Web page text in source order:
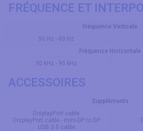
FRÉQUENCE ET
Fréquence Verticale
50 Hz - 60 Hz
Fréquence Horizontale
30 kHz - 90 kHz
ACCESSOIRES
Suppléments
DisplayPort cable
DisplayPort cable - mini-DP to DP
USB 3.0 cable